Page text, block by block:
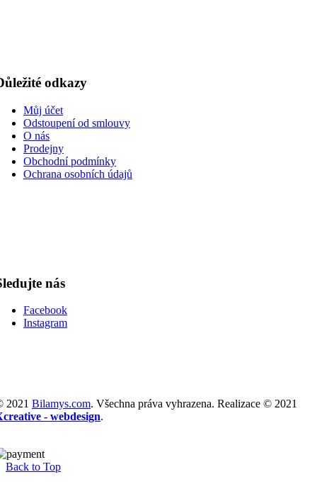
odkazy
Můj účet
Odstoupení od smlouvy
O nás
Prodejny
Obchodní podmínky
Ochrana osobních údajů
nás
Facebook
Instagram
2021 Bilamys.com. Všechna práva vyhrazena. Realizace © 2021
- webdesign.
Back to Top